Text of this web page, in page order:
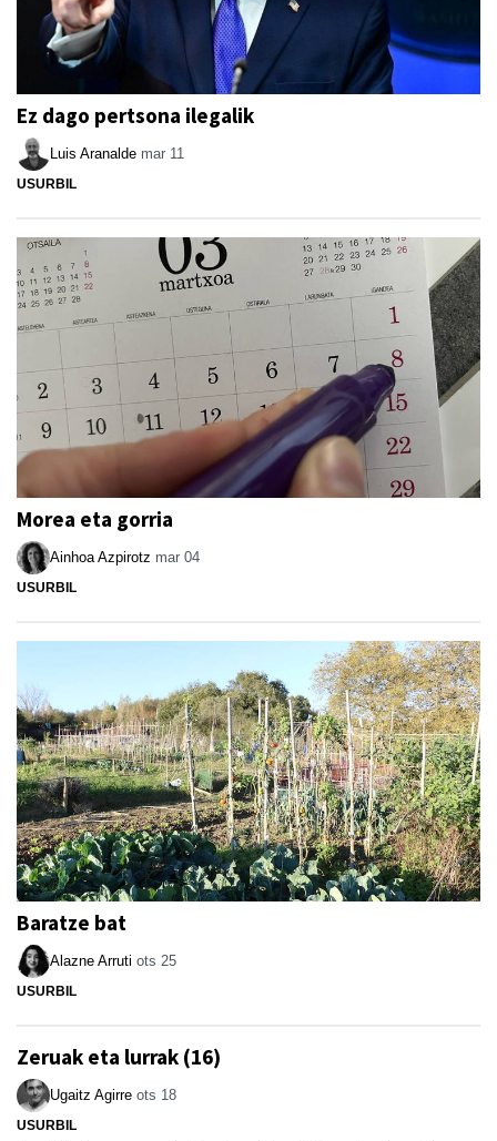
Ez dago pertsona ilegalik
Luis Aranalde mar 11
USURBIL
Morea eta gorria
Ainhoa Azpirotz mar 04
USURBIL
Baratze bat
Alazne Arruti ots 25
USURBIL
Zeruak eta lurrak (16)
Ugaitz Agirre ots 18
USURBIL